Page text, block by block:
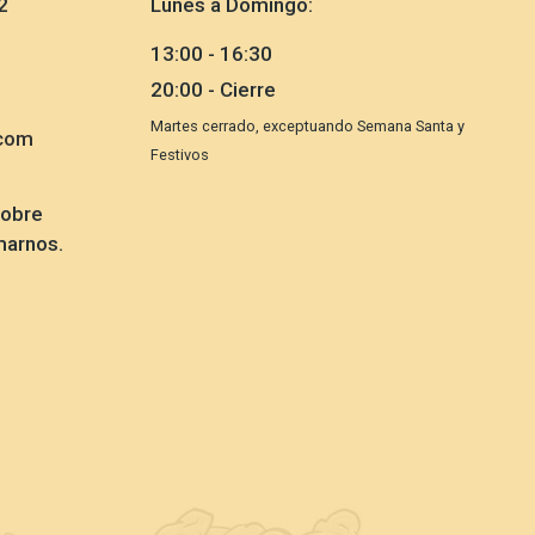
Lunes a Domingo:
13:00 - 16:30
20:00 - Cierre
Martes cerrado, exceptuando Semana Santa y
Festivos